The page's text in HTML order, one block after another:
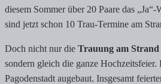
diesem Sommer über 20 Paare das
sind jetzt schon 10 Trau-Termine am
Doch nicht nur die Trauung am Strand
sondern gleich die ganze
Pagodenstadt augebaut. Insgesamt